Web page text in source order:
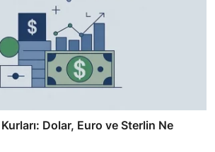
Dolar, Euro ve Sterlin Ne